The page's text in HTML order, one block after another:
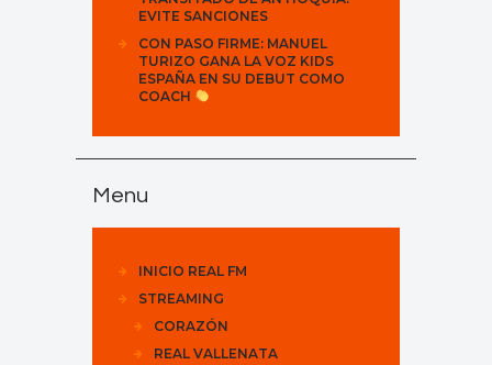
EVITE SANCIONES
CON PASO FIRME: MANUEL
TURIZO GANA LA VOZ KIDS
ESPAÑA EN SU DEBUT COMO
COACH
Menu
INICIO REAL FM
STREAMING
CORAZÓN
REAL VALLENATA